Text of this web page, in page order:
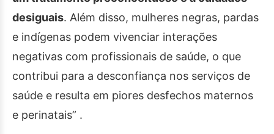
desiguais. Além disso, mulheres negras, pardas
e indígenas podem vivenciar interações
negativas com profissionais de saúde, o que
contribui para a desconfiança nos serviços de
saúde e resulta em piores desfechos maternos
e perinatais” .